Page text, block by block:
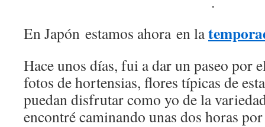
En Japón estamos ahora en la
Hace unos días, fui a dar un paseo por
fotos de hortensias, flores típicas de
puedan disfrutar como yo de la
encontré caminando unas dos horas